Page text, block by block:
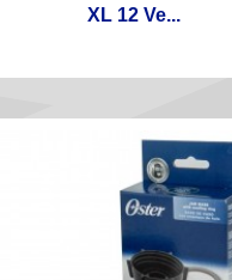
XL 12 Ve...